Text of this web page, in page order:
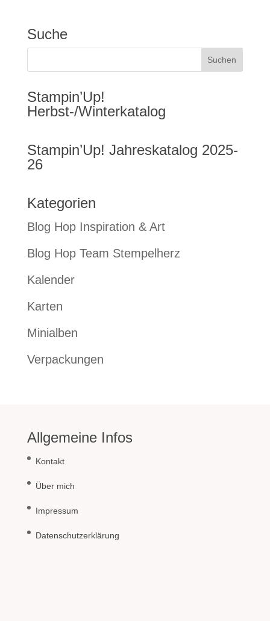
Suche
Stampin’Up!
Herbst-/Winterkatalog
Stampin’Up! Jahreskatalog 2025-
26
Kategorien
Blog Hop Inspiration & Art
Blog Hop Team Stempelherz
Kalender
Karten
Minialben
Verpackungen
Allgemeine Infos
Kontakt
Über mich
Impressum
Datenschutzerklärung